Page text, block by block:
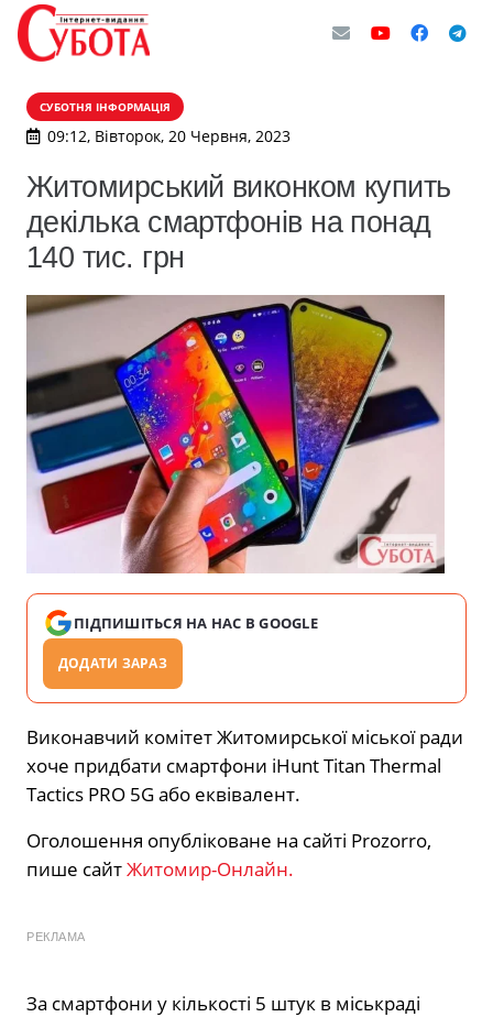
СУБОТНЯ ІНФОРМАЦІЯ
09:12, Вівторок, 20 Червня, 2023
Житомирський виконком купить
декілька смартфонів на понад
140 тис. грн
ПІДПИШІТЬСЯ НА НАС В GOOGLE
ДОДАТИ ЗАРАЗ
Виконавчий комітет Житомирської міської ради
хоче придбати смартфони iHunt Titan Thermal
Tactics PRO 5G або еквівалент.
Оголошення опубліковане на сайті Prozorro,
пише сайтЖитомир-Онлайн.
РЕКЛАМА
За смартфони у кількості 5 штук в міськраді